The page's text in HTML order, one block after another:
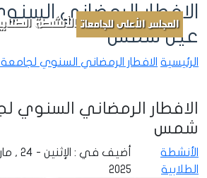
المجلس الأعلى للجامعات الأنشطة
الافطار الرمضاني
عين شمس
الرئيسية الافطار الرمضاني السنوي
الافطار الرمضاني السنوي
شمس
الأنشطة
الطلابية
أضيف في :
2025